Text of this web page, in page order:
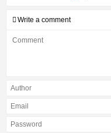
Write a comment